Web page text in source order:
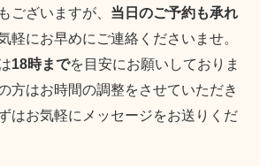
ございますが、 当日のご予約も承れ
軽にお早めにご連絡くださいませ。
18時までを目安にお願いしておりま
方はお時間の調整をさせていただき
はお気軽にメッセージをお送りくだ